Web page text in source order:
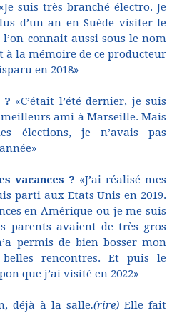
«Je suis très branché électro. Je
d’un an en Suède visiter le
connait aussi sous le nom
à la mémoire de ce producteur
en 2018»
? «C’était l’été dernier, je suis
ami à Marseille. Mais
élections, je n’avais pas
vacances ? «J’ai réalisé mes
parti aux Etats Unis en 2019.
en Amérique ou je me suis
parents avaient de très gros
permis de bien bosser mon
rencontres. Et puis le
que j’ai visité en 2022»
déjà à la salle.(rire) Elle fait